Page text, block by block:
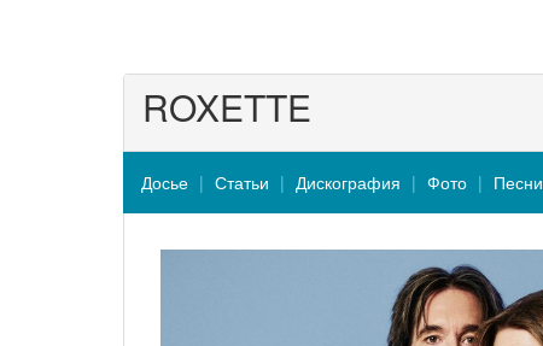
ROXETTE
Досье Статьи Дискография Фото Песни